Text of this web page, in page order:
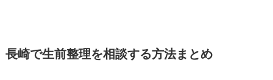
長崎で生前整理を相談する方法まとめ